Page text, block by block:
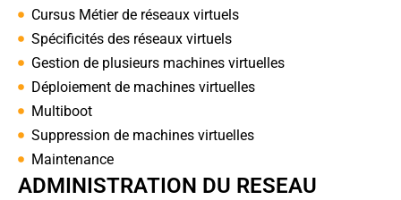
Cursus Métier de réseaux virtuels
Spécificités des réseaux virtuels
Gestion de plusieurs machines virtuelles
Déploiement de machines virtuelles
Multiboot
Suppression de machines virtuelles
Maintenance
ADMINISTRATION DU RESEAU